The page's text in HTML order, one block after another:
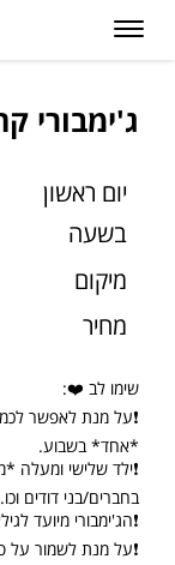
ג'ימבורי
יום ראשון
בשעה
מיקום
מחיר
שימו לב ❤️:
❗על מנת לאפשר
*אחד* בשבוע.
❗ילד שלישי
בחברים/בני דודים
❗הג'ימבורי מיועד לגילאי 3 חודשים עד *גיל 7
❗על מנת לשמור על